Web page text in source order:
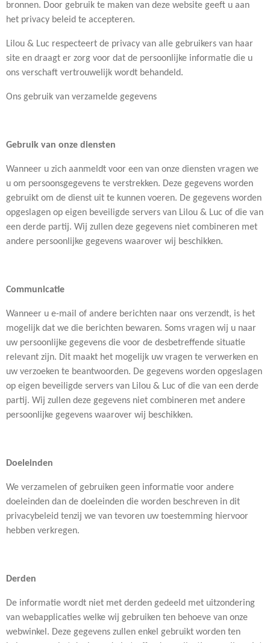
bronnen. Door gebruik te maken van deze website geeft u aan
het privacy beleid te accepteren.
Lilou & Luc respecteert de privacy van alle gebruikers van haar
site en draagt er zorg voor dat de persoonlijke informatie die u
ons verschaft vertrouwelijk wordt behandeld.
Ons gebruik van verzamelde gegevens
Gebruik van onze diensten
Wanneer u zich aanmeldt voor een van onze diensten vragen we
u om persoonsgegevens te verstrekken. Deze gegevens worden
gebruikt om de dienst uit te kunnen voeren. De gegevens worden
opgeslagen op eigen beveiligde servers van Lilou & Luc of die van
een derde partij. Wij zullen deze gegevens niet combineren met
andere persoonlijke gegevens waarover wij beschikken.
Communicatie
Wanneer u e-mail of andere berichten naar ons verzendt, is het
mogelijk dat we die berichten bewaren. Soms vragen wij u naar
uw persoonlijke gegevens die voor de desbetreffende situatie
relevant zijn. Dit maakt het mogelijk uw vragen te verwerken en
uw verzoeken te beantwoorden. De gegevens worden opgeslagen
op eigen beveiligde servers van Lilou & Luc of die van een derde
partij. Wij zullen deze gegevens niet combineren met andere
persoonlijke gegevens waarover wij beschikken.
Doeleinden
We verzamelen of gebruiken geen informatie voor andere
doeleinden dan de doeleinden die worden beschreven in dit
privacybeleid tenzij we van tevoren uw toestemming hiervoor
hebben verkregen.
Derden
De informatie wordt niet met derden gedeeld met uitzondering
van webapplicaties welke wij gebruiken ten behoeve van onze
webwinkel. Deze gegevens zullen enkel gebruikt worden ten